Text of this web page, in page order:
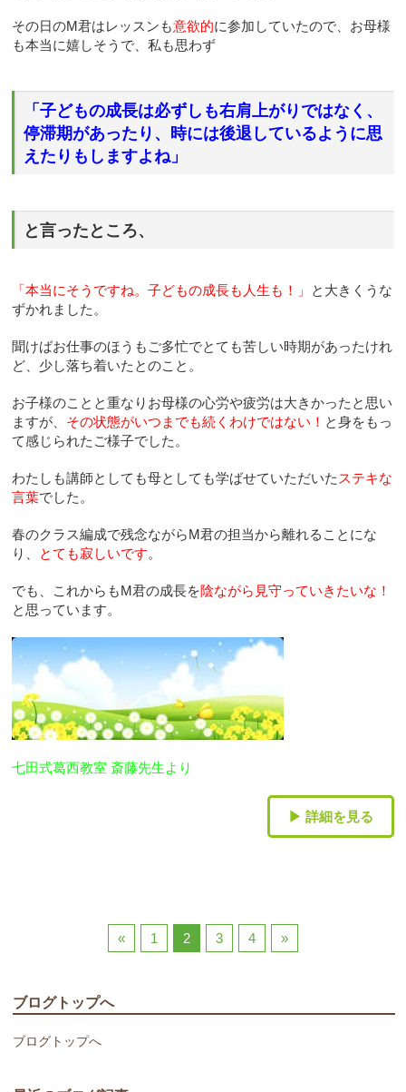
その日のM君はレッスンも意欲的に参加していたので、お母様
も本当に嬉しそうで、私も思わず
「子どもの成長は必ずしも右肩上がりではなく、
停滞期があったり、時には後退しているように思
えたりもしますよね」
と言ったところ、
「本当にそうですね。子どもの成長も人生も！」 と大きくうな
ずかれました。
聞けばお仕事のほうもご多忙でとても苦しい時期があったけれ
ど、少し落ち着いたとのこと。
お子様のことと重なりお母様の心労や疲労は大きかったと思い
ますが、 その状態がいつまでも続くわけではない！ と身をもっ
て感じられたご様子でした。
わたしも講師としても母としても学ばせていただいた ステキな
言葉でした。
春のクラス編成で残念ながらM君の担当から離れることにな
り、 とても寂しいです。
でも、これからもM君の成長を陰ながら見守っていきたいな！
と思っています。
七田式葛西教室 斎藤先生より
▶ 詳細を見る
« 1 2 3 4 »
ブログトップへ
ブログトップへ